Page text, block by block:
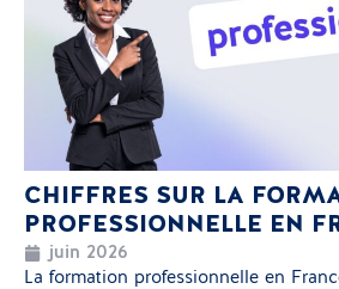
CHIFFRES SUR LA
PROFESSIONNELLE EN
juin 2026
La formation professionnelle en